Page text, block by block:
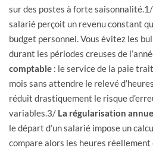
sur des postes à forte saisonnalité.1/
salarié perçoit un revenu constant
budget personnel. Vous évitez les
durant les périodes creuses de
comptable : le service de la paie
mois sans attendre le relevé
réduit drastiquement le risque
variables.3/ La régularisation
le départ d’un salarié impose un
compare alors les heures